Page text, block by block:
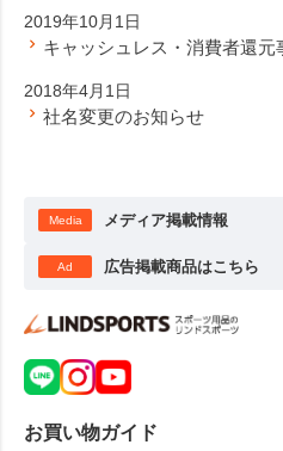
2019年10月1日
キャッシュレス・消費者還元
2018年4月1日
社名変更のお知らせ
Media メディア掲載情報
Ad 広告掲載商品はこちら
お買い物ガイド